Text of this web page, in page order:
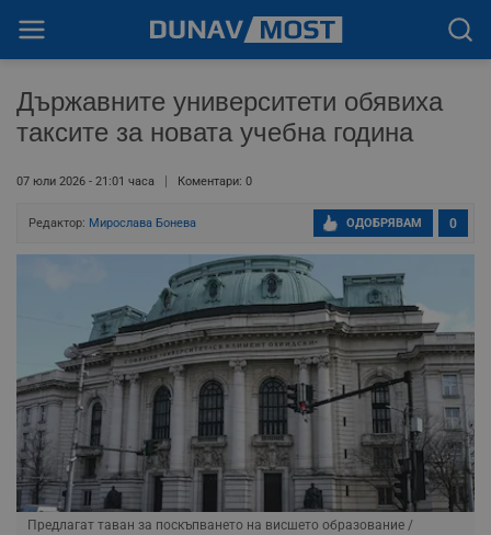
Държавните университети обявиха
таксите за новата учебна година
07 юли 2026 - 21:01 часа Коментари: 0
Редактор: Мирослава Бонева 0
ОДОБРЯВАМ
Предлагат таван за поскъпването на висшето образование /